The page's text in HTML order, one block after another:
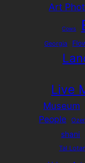
Art
Cows
Georgia
Live
Museum
People
shani
Tal